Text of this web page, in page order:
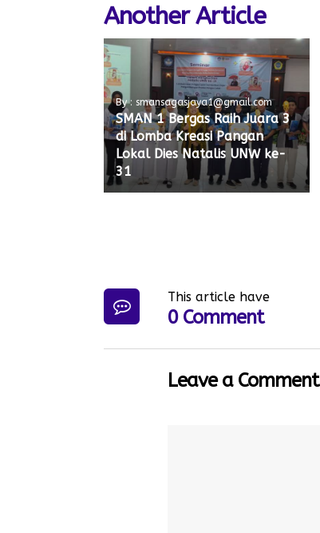
Another Article
By : smansagasjaya1@gmail.com
SMAN 1 Bergas Raih Juara 3
di Lomba Kreasi Pangan
Lokal Dies Natalis UNW ke-
31
This article have
0 Comment
Leave a Comment